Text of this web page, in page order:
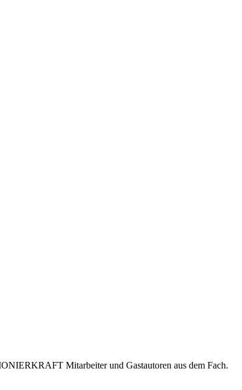
Mitarbeiter und Gastautoren aus dem Fach.